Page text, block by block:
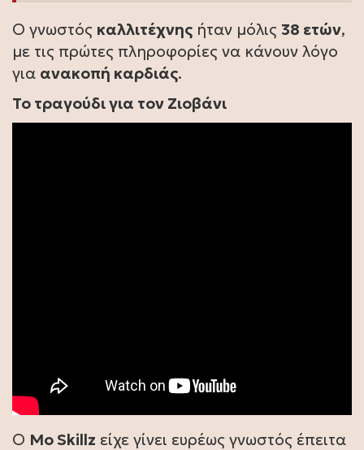
Ο γνωστός καλλιτέχνης ήταν μόλις 38 ετών,
με τις πρώτες πληροφορίες να κάνουν λόγο
για ανακοπή καρδιάς.
Το τραγούδι για τον Ζιοβάνι
Ο Mo Skillz είχε γίνει ευρέως γνωστός έπειτα